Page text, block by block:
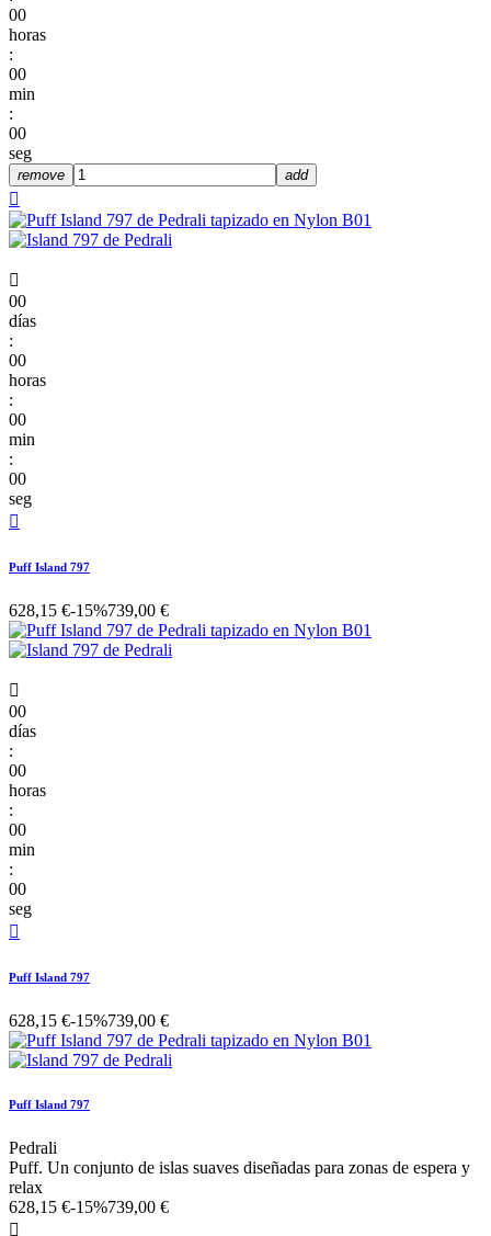
00
horas
:
00
min
:
00
seg
remove add


00
días
:
00
horas
:
00
min
:
00
seg

Puff Island 797
628,15 €-15%739,00 €

00
días
:
00
horas
:
00
min
:
00
seg

Puff Island 797
628,15 €-15%739,00 €
Puff Island 797
Pedrali
Puff. Un conjunto de islas suaves diseñadas para zonas de espera y
relax
628,15 €-15%739,00 €
